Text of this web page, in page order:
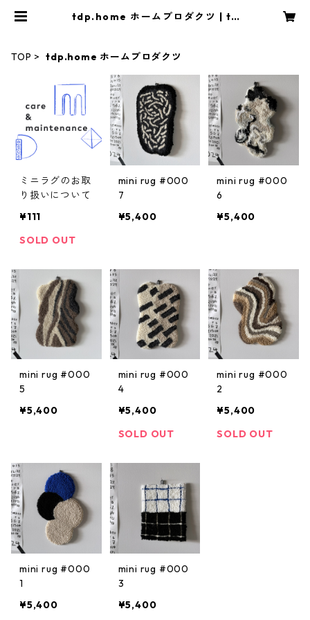
tdp.home ホームプロダクツ | td
TOP tdp.home ホームプロダクツ
ミニラグのお取
り扱いについて
¥111
SOLD OUT
mini rug #000
7
¥5,400
mini rug #000
6
¥5,400
mini rug #000
5
¥5,400
mini rug #000
4
¥5,400
SOLD OUT
mini rug #000
2
¥5,400
SOLD OUT
mini rug #000
1
¥5,400
mini rug #000
3
¥5,400